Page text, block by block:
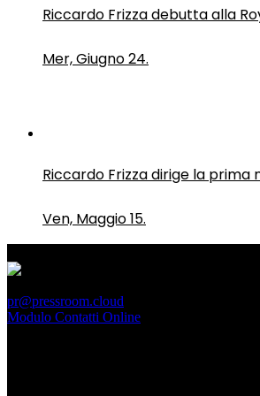
Riccardo Frizza debutta alla
Mer, Giugno 24.
Riccardo Frizza dirige la prima
Ven, Maggio 15.
pr@pressroom.cloud
Modulo Contatti Online